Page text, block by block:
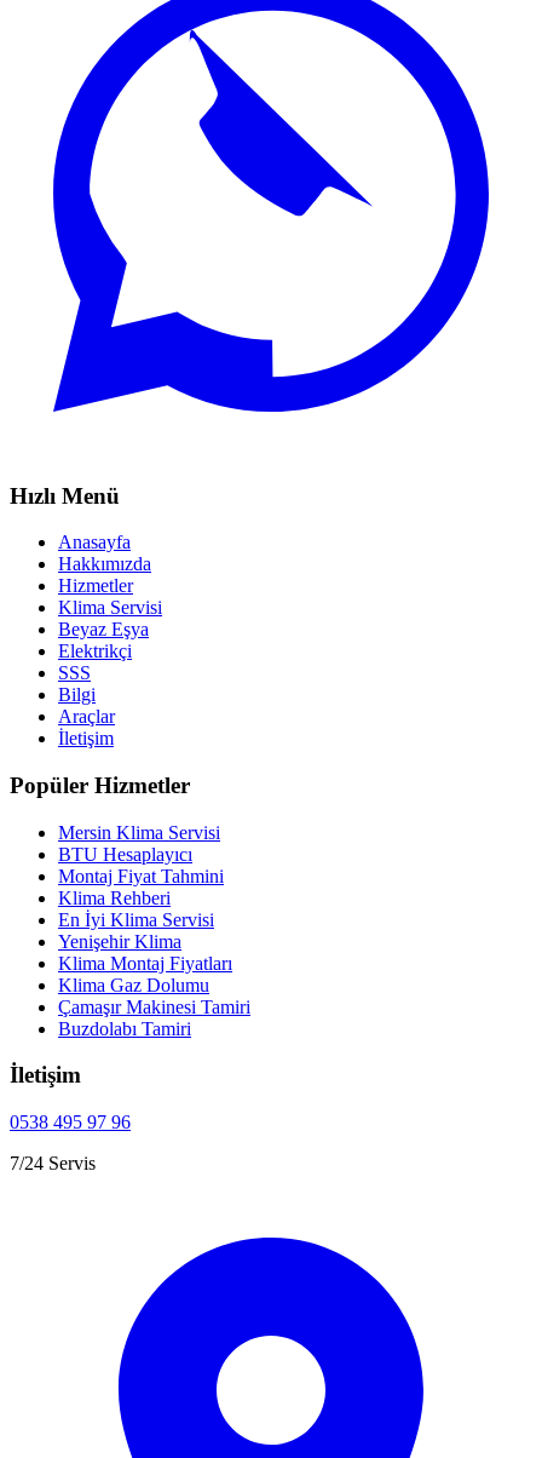
Hızlı Menü
Anasayfa
Hakkımızda
Hizmetler
Klima Servisi
Beyaz Eşya
Elektrikçi
SSS
Bilgi
Araçlar
İletişim
Popüler Hizmetler
Mersin Klima Servisi
BTU Hesaplayıcı
Montaj Fiyat Tahmini
Klima Rehberi
En İyi Klima Servisi
Yenişehir Klima
Klima Montaj Fiyatları
Klima Gaz Dolumu
Çamaşır Makinesi Tamiri
Buzdolabı Tamiri
İletişim
0538 495 97 96
7/24 Servis